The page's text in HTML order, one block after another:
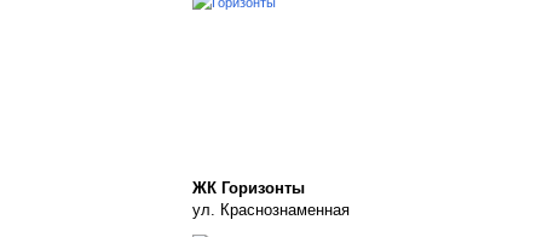
ЖК Горизонты
ул. Краснознаменная